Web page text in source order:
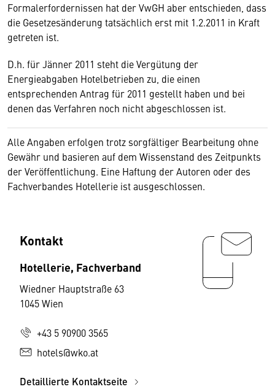
Formalerfordernissen hat der VwGH aber entschieden, dass
die Gesetzesänderung tatsächlich erst mit 1.2.2011 in Kraft
getreten ist.
D.h. für Jänner 2011 steht die Vergütung der
Energieabgaben Hotelbetrieben zu, die einen
entsprechenden Antrag für 2011 gestellt haben und bei
denen das Verfahren noch nicht abgeschlossen ist.
Alle Angaben erfolgen trotz sorgfältiger Bearbeitung ohne
Gewähr und basieren auf dem Wissenstand des Zeitpunkts
der Veröffentlichung. Eine Haftung der Autoren oder des
Fachverbandes Hotellerie ist ausgeschlossen.
Kontakt
Hotellerie, Fachverband
Wiedner Hauptstraße 63
1045 Wien
+43 5 90900 3565
hotels@wko.at
Detaillierte Kontaktseite